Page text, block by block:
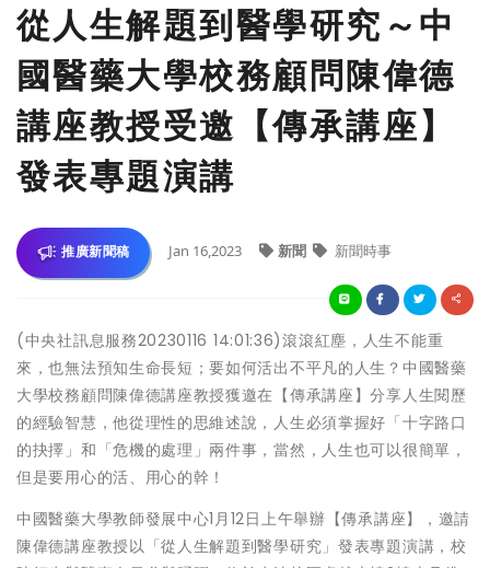
從人生解題到醫學研究～中
國醫藥大學校務顧問陳偉德
講座教授受邀【傳承講座】
發表專題演講
推廣新聞稿 Jan 16,2023 新聞 新聞時事
(中央社訊息服務20230116 14:01:36)滾滾紅塵，人生不能重
來，也無法預知生命長短；要如何活出不平凡的人生？中國醫藥
大學校務顧問陳偉德講座教授獲邀在【傳承講座】分享人生閱歷
的經驗智慧，他從理性的思維述說，人生必須掌握好「十字路口
的抉擇」和「危機的處理」兩件事，當然，人生也可以很簡單，
但是要用心的活、用心的幹！
中國醫藥大學教師發展中心1月12日上午舉辦【傳承講座】，邀請
陳偉德講座教授以「從人生解題到醫學研究」發表專題演講，校